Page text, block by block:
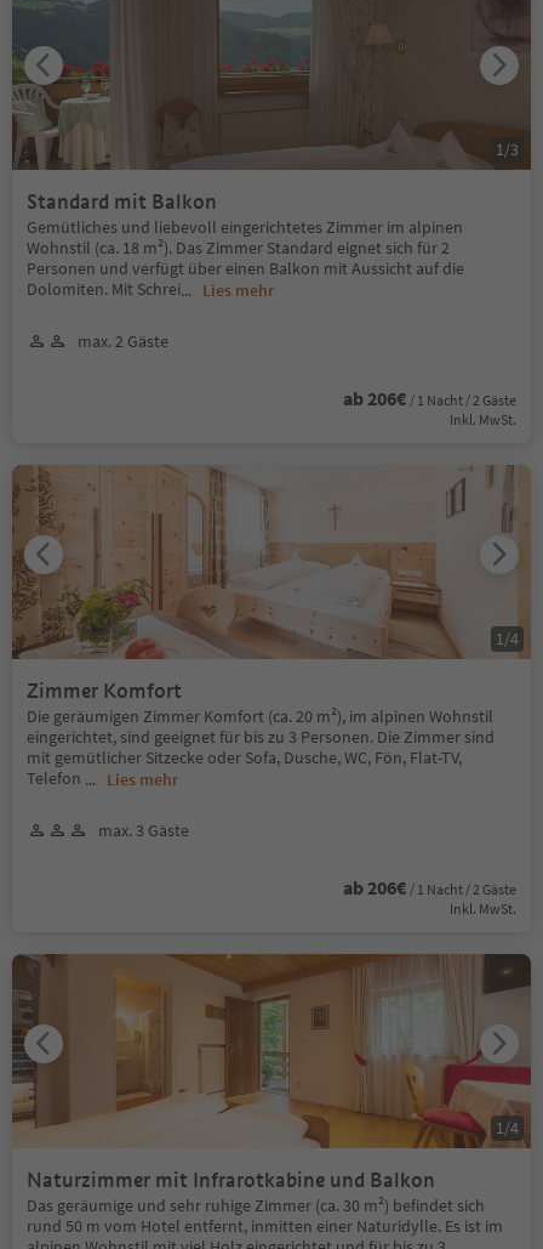
Standard mit Balkon
Gemütliches und liebevoll eingerichtetes Zimmer im alpinen
Wohnstil (ca. 18 m²). Das Zimmer Standard eignet sich für 2
Personen und verfügt über einen Balkon mit Aussicht auf die
Dolomiten. Mit Schrei... Lies mehr
max. 2 Gäste
ab 206€ / 1 Nacht / 2 Gäste
Inkl. MwSt.
1 /3
Zimmer Komfort
Die geräumigen Zimmer Komfort (ca. 20 m²), im alpinen Wohnstil
eingerichtet, sind geeignet für bis zu 3 Personen. Die Zimmer sind
mit gemütlicher Sitzecke oder Sofa, Dusche, WC, Fön, Flat-TV,
Telefon ... Lies mehr
max. 3 Gäste
ab 206€ / 1 Nacht / 2 Gäste
Inkl. MwSt.
1 /4
Naturzimmer mit Infrarotkabine und Balkon
Das geräumige und sehr ruhige Zimmer (ca. 30 m²) befindet sich
rund 50 m vom Hotel entfernt, inmitten einer Naturidylle. Es ist im
1 /4